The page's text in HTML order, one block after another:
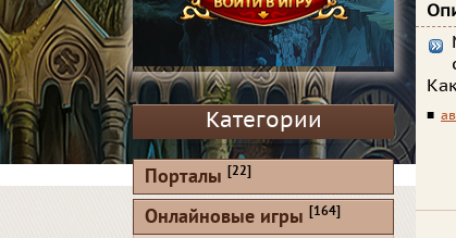
■
Категории
Порталы [22]
Онлайновые игры [164]